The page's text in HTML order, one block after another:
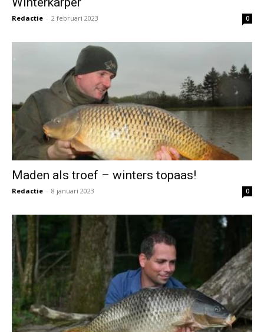
Redactie - 2 februari 2023 0
Maden als troef – winters topaas!
Redactie - 8 januari 2023 0